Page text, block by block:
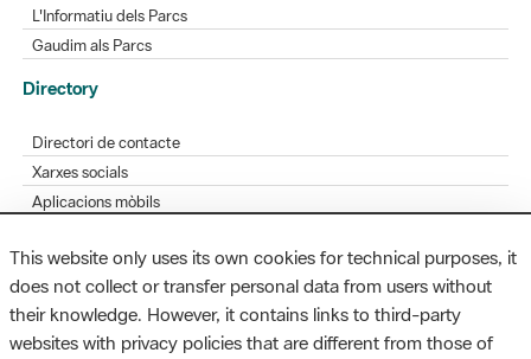
Directory
Directori de contacte
Aplicacions mòbils
Bústia de suggeriments
Opineu sobre els parcs
MAPA WEB AVÍS LEGAL ACCESSIBILITAT
This website only uses its own cookies for technical purposes, it
does not collect or transfer personal data from users without
their knowledge. However, it contains links to third-party
websites with privacy policies that are different from those of